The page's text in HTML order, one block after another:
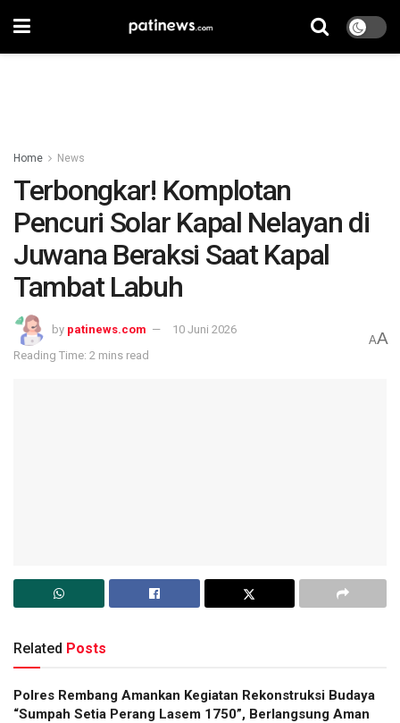
Home News
Terbongkar! Komplotan
Pencuri Solar Kapal Nelayan di
Juwana Beraksi Saat Kapal
Tambat Labuh
by patinews.com
10 Juni 2026
Reading Time: 2 mins read
AA
Related Posts
Polres Rembang Amankan Kegiatan Rekonstruksi Budaya
“Sumpah Setia Perang Lasem 1750”, Berlangsung Aman